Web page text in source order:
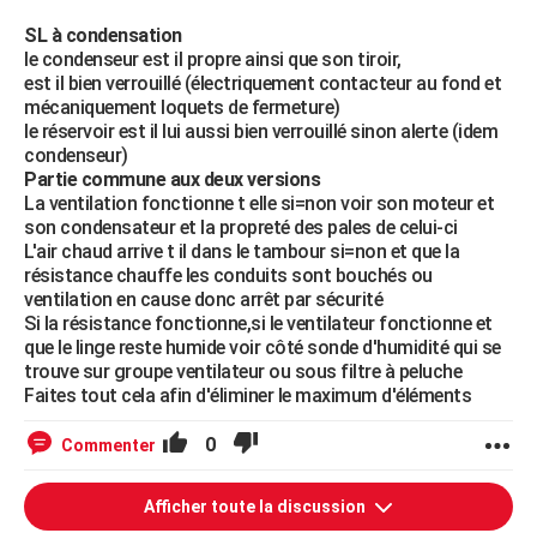
SL à condensation
le condenseur est il propre ainsi que son tiroir,
est il bien verrouillé (électriquement contacteur au fond et
mécaniquement loquets de fermeture)
le réservoir est il lui aussi bien verrouillé sinon alerte (idem
condenseur)
Partie commune aux deux versions
La ventilation fonctionne t elle si=non voir son moteur et
son condensateur et la propreté des pales de celui-ci
L'air chaud arrive t il dans le tambour si=non et que la
résistance chauffe les conduits sont bouchés ou
ventilation en cause donc arrêt par sécurité
Si la résistance fonctionne,si le ventilateur fonctionne et
que le linge reste humide voir côté sonde d'humidité qui se
trouve sur groupe ventilateur ou sous filtre à peluche
Faites tout cela afin d'éliminer le maximum d'éléments
Commenter 0
Afficher toute la discussion